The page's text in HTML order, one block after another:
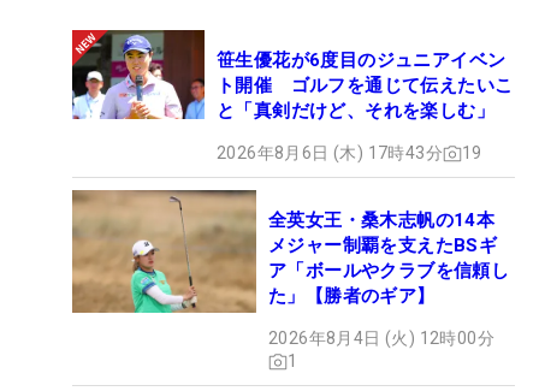
笹生優花が6度目のジュニアイベン
ト開催 ゴルフを通じて伝えたいこ
と「真剣だけど、それを楽しむ」
2026年8月6日 (木) 17時43分 19
全英女王・桑木志帆の14本
メジャー制覇を支えたBSギ
ア「ボールやクラブを信頼し
た」【勝者のギア】
2026年8月4日 (火) 12時00分
1